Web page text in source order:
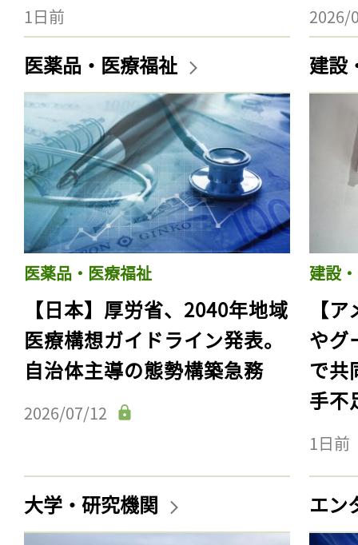
1日前 2026/
医薬品・医療福祉
医薬品・医療福祉
【日本】厚労省、2040年地域
医療構想ガイドライン発表。
自治体主導の態勢構築急務
2026/07/12
建設
建設
【
やグ
で共
手不
1日前
大学・研究機関 エン